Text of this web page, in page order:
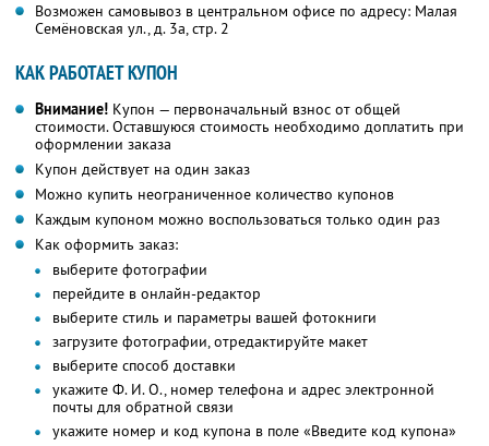
Возможен самовывоз в центральном офисе по адресу: Малая
Семёновская ул., д. 3а, стр. 2
КАК РАБОТАЕТ КУПОН
Внимание! Купон — первоначальный взнос от общей
стоимости. Оставшуюся стоимость необходимо доплатить при
оформлении заказа
Купон действует на один заказ
Можно купить неограниченное количество купонов
Каждым купоном можно воспользоваться только один раз
Как оформить заказ:
выберите фотографии
перейдите в онлайн-редактор
выберите стиль и параметры вашей фотокниги
загрузите фотографии, отредактируйте макет
выберите способ доставки
укажите Ф. И. О.,номер телефона и адрес электронной
почты для обратной связи
укажите номер и код купона в поле «Введите код купона»